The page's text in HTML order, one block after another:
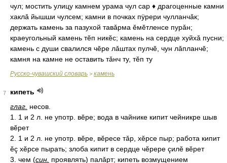
чул; мостить улицу камнем урама чул сар ♦ драгоценные камни
хаклǎ йышши чулсем; камни в почках пÿрери чулланчǎк;
держать камень за пазухой тавǎрма ĕмĕтленсе пурǎн;
краеугольный камень тĕп никĕс; камень на сердце хуйхǎ пусни;
камень с души свалился чĕре лǎштах пулчĕ, чун лǎпланчĕ;
камня на камне не оставить тǎнч ту, тĕп ту
Русско-чувашский словарь > камень
7
кипеть
глаг. несов.
1. 1 и 2 л. не употр. вĕре; вода в чайнике кипит чейникре шыв
вĕрет
2. 1 и 2 л. не употр. вĕре, вĕресе тǎр, хĕрсе пыр; работа кипит
ĕç хĕрсе пырать; злоба кипит в сердце чĕрере çилĕ вĕрет
3. чем (син. проявлять) палǎрт; кипеть возмущением